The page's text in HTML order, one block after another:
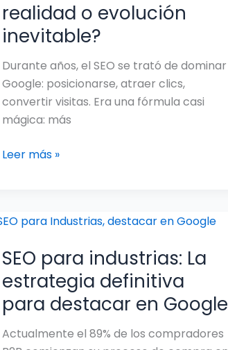
realidad o evolución
inevitable?
Durante años, el SEO se trató de dominar
Google: posicionarse, atraer clics,
convertir visitas. Era una fórmula casi
mágica: más
Leer más »
SEO para industrias: La
estrategia definitiva
para destacar en Google
Actualmente el 89% de los compradores
SEO
industrias:
La
estrategia
definitiva
para
destacar